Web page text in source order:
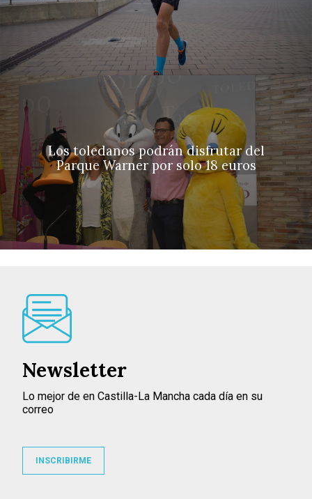
Los toledanos podrán disfrutar del
Parque Warner por solo 18 euros
Newsletter
Lo mejor de en Castilla-La Mancha cada día en su
correo
INSCRIBIRME